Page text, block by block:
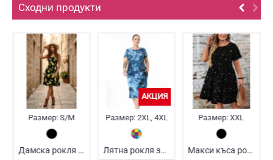
Сходни продукти
Размер: S/M
Дамска рокля с лимони
АКЦИЯ
Размер:2XL, 4XL
Лятна рокля за пълни жени
Размер: XXL
Макси къса рокля